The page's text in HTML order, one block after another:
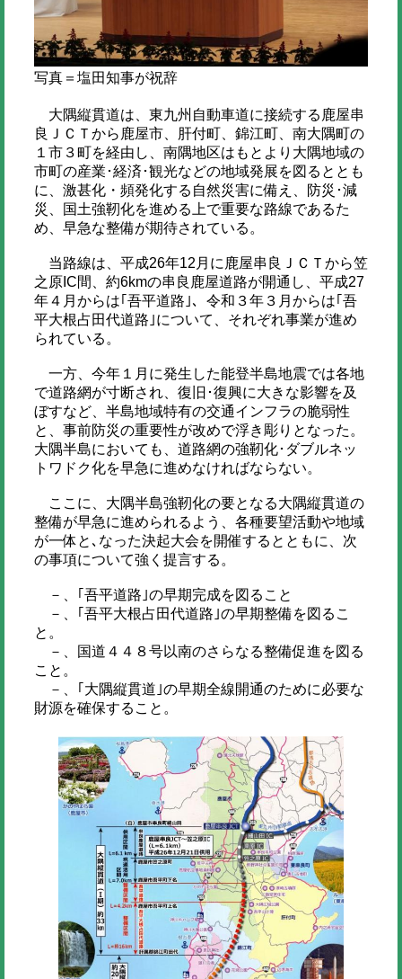
写真＝塩田知事が祝辞
大隅縦貫道は、東九州自動車道に接続する鹿屋串
良ＪＣＴから鹿屋市、肝付町、錦江町、南大隅町の
１市３町を経由し、南隅地区はもとより大隅地域の
市町の産業･経済･観光などの地域発展を図るととも
に、激甚化・頻発化する自然災害に備え、防災･減
災、国土強靭化を進める上で重要な路線であるた
め、早急な整備が期待されている。
当路線は、平成26年12月に鹿屋串良ＪＣＴから笠
之原IC間、約6kmの串良鹿屋道路が開通し、平成27
年４月からは｢吾平道路｣、令和３年３月からは｢吾
平大根占田代道路｣について、それぞれ事業が進め
られている。
一方、今年１月に発生した能登半島地震では各地
で道路網が寸断され、復旧･復興に大きな影響を及
ぼすなど、半島地域特有の交通インフラの脆弱性
と、事前防災の重要性が改めで浮き彫りとなった。
大隅半島においても、道路網の強靭化･ダブルネッ
トワドク化を早急に進めなければならない。
ここに、大隅半島強靭化の要となる大隅縦貫道の
整備が早急に進められるよう、各種要望活動や地域
が一体と､なった決起大会を開催するとともに、次
の事項について強く提言する。
－、｢吾平道路｣の早期完成を図ること
－、｢吾平大根占田代道路｣の早期整備を図るこ
と。
－、国道４４８号以南のさらなる整備促進を図る
こと。
－、｢大隅縦貫道｣の早期全線開通のために必要な
財源を確保すること。